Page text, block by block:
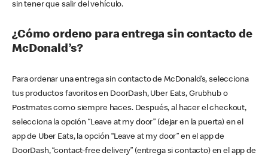
sin tener que salir del vehículo.
¿Cómo ordeno para entrega sin contacto de
McDonald’s?
Para ordenar una entrega sin contacto de McDonald’s, selecciona
tus productos favoritos en DoorDash, Uber Eats, Grubhub o
Postmates como siempre haces. Después, al hacer el checkout,
selecciona la opción “Leave at my door” (dejar en la puerta) en el
app de Uber Eats, la opción “Leave at my door” en el app de
DoorDash, “contact-free delivery” (entrega si contacto) en el app de